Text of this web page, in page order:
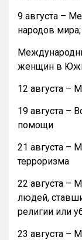
9 августа –
народов мира;
женщин в
12 августа –
19 августа –
помощи
21 августа –
терроризма
22 августа –
людей,
религии или
23 августа –